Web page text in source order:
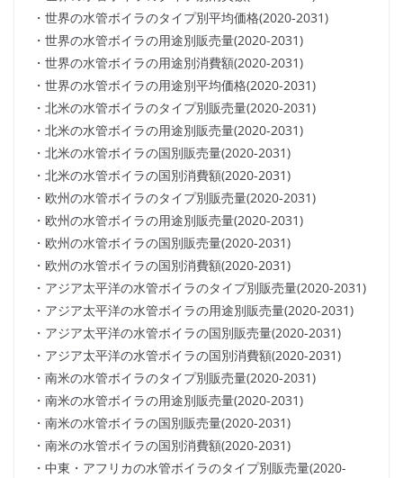
・世界の水管ボイラのタイプ別平均価格(2020-2031)
・世界の水管ボイラの用途別販売量(2020-2031)
・世界の水管ボイラの用途別消費額(2020-2031)
・世界の水管ボイラの用途別平均価格(2020-2031)
・北米の水管ボイラのタイプ別販売量(2020-2031)
・北米の水管ボイラの用途別販売量(2020-2031)
・北米の水管ボイラの国別販売量(2020-2031)
・北米の水管ボイラの国別消費額(2020-2031)
・欧州の水管ボイラのタイプ別販売量(2020-2031)
・欧州の水管ボイラの用途別販売量(2020-2031)
・欧州の水管ボイラの国別販売量(2020-2031)
・欧州の水管ボイラの国別消費額(2020-2031)
・アジア太平洋の水管ボイラのタイプ別販売量(2020-2031)
・アジア太平洋の水管ボイラの用途別販売量(2020-2031)
・アジア太平洋の水管ボイラの国別販売量(2020-2031)
・アジア太平洋の水管ボイラの国別消費額(2020-2031)
・南米の水管ボイラのタイプ別販売量(2020-2031)
・南米の水管ボイラの用途別販売量(2020-2031)
・南米の水管ボイラの国別販売量(2020-2031)
・南米の水管ボイラの国別消費額(2020-2031)
・中東・アフリカの水管ボイラのタイプ別販売量(2020-